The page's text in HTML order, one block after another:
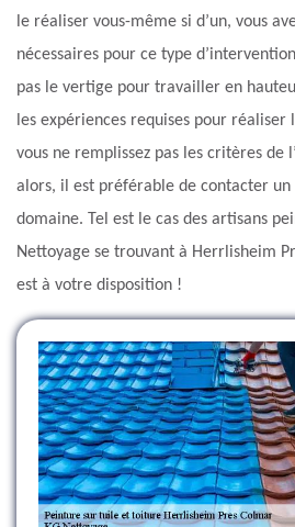
le réaliser vous-même si d’un, vous
nécessaires pour ce type
pas le vertige pour travailler en
les expériences requises pour réaliser
vous ne remplissez pas les critères de
alors, il est préférable de contacter un
domaine. Tel est le cas des artisans
Nettoyage se trouvant à Herrlisheim
est à votre disposition !